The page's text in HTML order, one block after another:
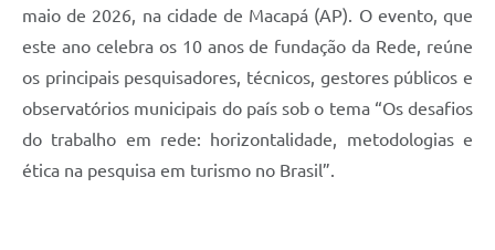
maio de 2026, na cidade de Macapá (AP). O evento, que
este ano celebra os 10 anos de fundação da Rede, reúne
os principais pesquisadores, técnicos, gestores públicos e
observatórios municipais do país sob o tema “Os desafios
do trabalho em rede: horizontalidade, metodologias e
ética na pesquisa em turismo no Brasil”.